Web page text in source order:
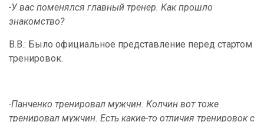
-У вас поменялся главный тренер. Как прошло
знакомство?
В.В.: Было официальное представление перед стартом
тренировок.
-Панченко тренировал мужчин. Колчин вот тоже
тренировал мужчин. Есть какие-то отличия тренировок с